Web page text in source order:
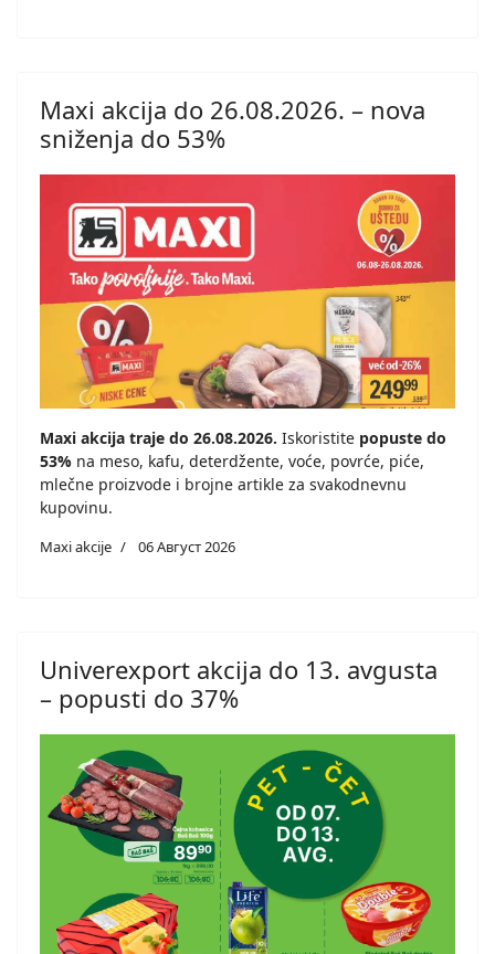
Maxi akcija do 26.08.2026. – nova
sniženja do 53%
Maxi akcija traje do 26.08.2026. Iskoristite popuste do
53% na meso, kafu, deterdžente, voće, povrće, piće,
mlečne proizvode i brojne artikle za svakodnevnu
kupovinu.
Maxi akcije 06 Август 2026
Univerexport akcija do 13. avgusta
– popusti do 37%